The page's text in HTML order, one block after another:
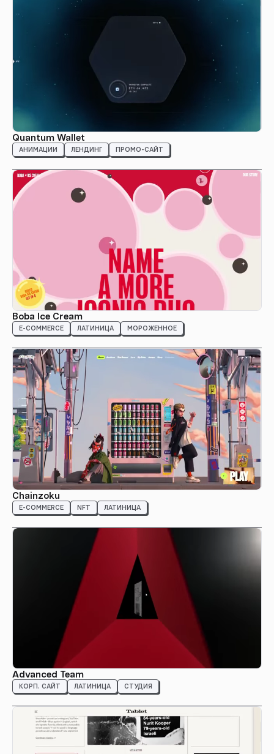
Quantum Wallet
АНИМАЦИИ ЛЕНДИНГ ПРОМО-САЙТ
Boba Ice Cream
E-COMMERCE ЛАТИНИЦА МОРОЖЕННОЕ
Chainzoku
E-COMMERCE NFT ЛАТИНИЦА
Advanced Team
КОРП. САЙТ ЛАТИНИЦА СТУДИЯ